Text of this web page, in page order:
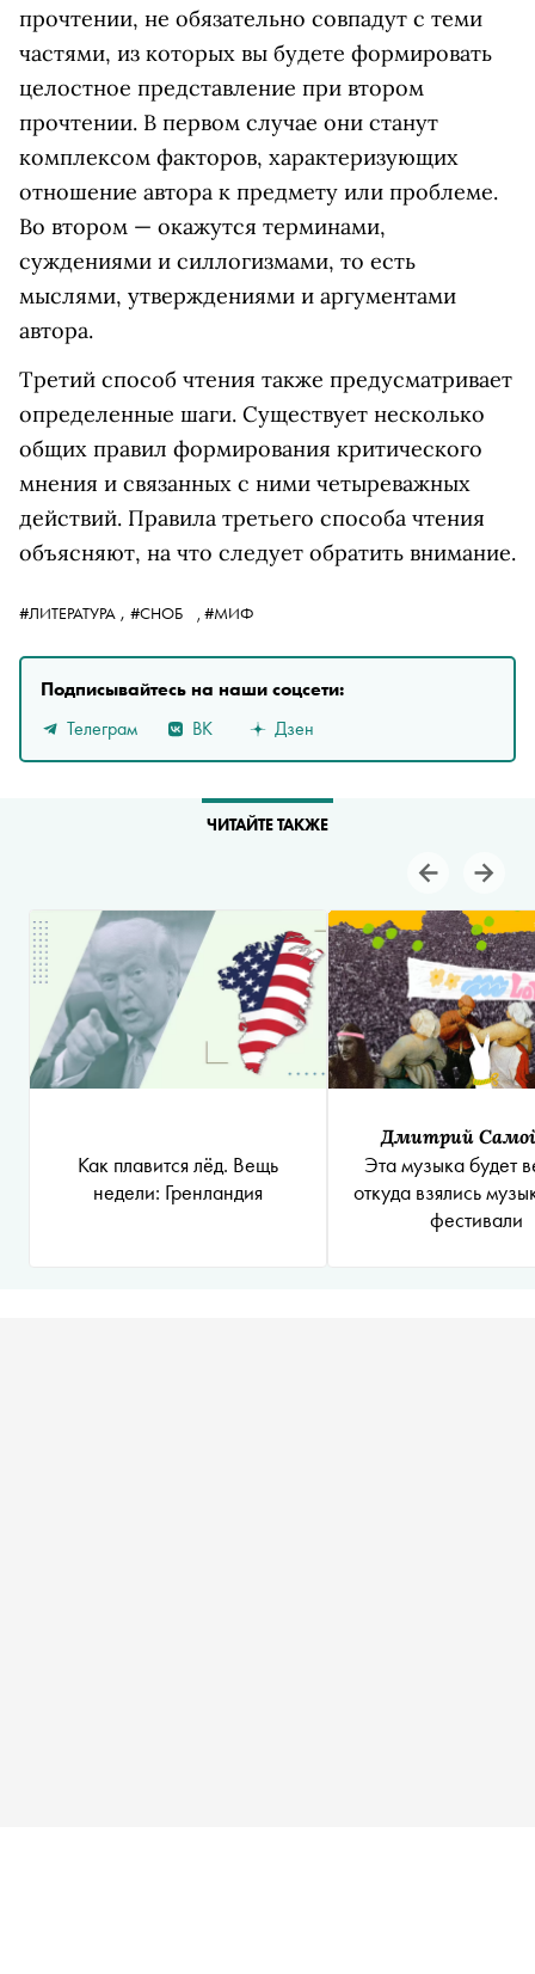
прочтении, не обязательно совпадут с теми
частями, из которых вы будете формировать
целостное представление при втором
прочтении. В первом случае они станут
комплексом факторов, характеризующих
отношение автора к предмету или проблеме.
Во втором — окажутся терминами,
суждениями и силлогизмами, то есть
мыслями, утверждениями и аргументами
автора.
Третий способ чтения также предусматривает
определенные шаги. Существует несколько
общих правил формирования критического
мнения и связанных с ними четыреважных
действий. Правила третьего способа чтения
объясняют, на что следует обратить внимание.
#ЛИТЕРАТУРА , #СНОБ , #МИФ
Подписывайтесь на наши соцсети:
Телеграм
ВК Дзен
ЧИТАЙТЕ ТАКЖЕ
Как плавится лёд. Вещь
недели: Гренландия
Дмитрий
Эта музыка будет
откуда взялись
фестивали